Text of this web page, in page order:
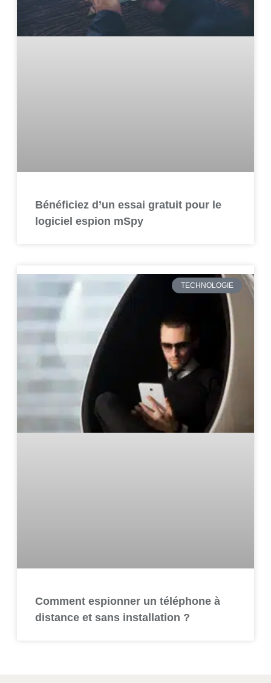
Bénéficiez d’un essai gratuit pour le
logiciel espion mSpy
TECHNOLOGIE
Comment espionner un téléphone à
distance et sans installation ?